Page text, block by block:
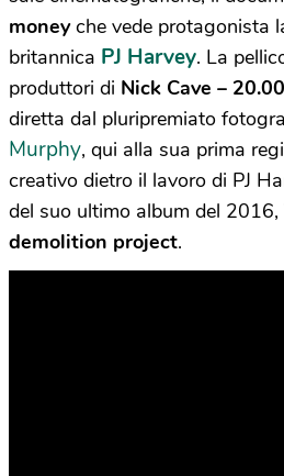
moneyche vede protagonista
britannica PJ Harvey. La
produttori di Nick Cave –
diretta dal pluripremiato
Murphy, qui alla sua prima
creativo dietro il lavoro di PJ
del suo ultimo album del 2016,
demolition project.